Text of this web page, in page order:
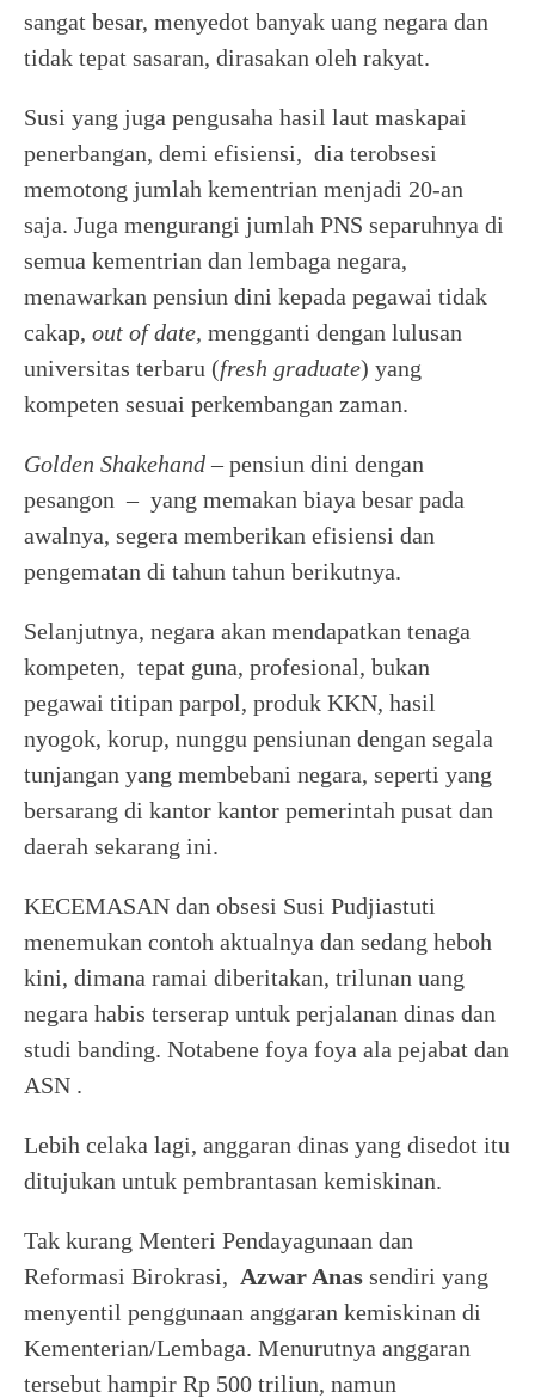
sangat besar, menyedot banyak uang negara dan
tidak tepat sasaran, dirasakan oleh rakyat.
Susi yang juga pengusaha hasil laut maskapai
penerbangan, demi efisiensi, dia terobsesi
memotong jumlah kementrian menjadi 20-an
saja. Juga mengurangi jumlah PNS separuhnya di
semua kementrian dan lembaga negara,
menawarkan pensiun dini kepada pegawai tidak
cakap, out of date, mengganti dengan lulusan
universitas terbaru (fresh graduate) yang
kompeten sesuai perkembangan zaman.
Golden Shakehand– pensiun dini dengan
pesangon – yang memakan biaya besar pada
awalnya, segera memberikan efisiensi dan
pengematan di tahun tahun berikutnya.
Selanjutnya, negara akan mendapatkan tenaga
kompeten, tepat guna, profesional, bukan
pegawai titipan parpol, produk KKN, hasil
nyogok, korup, nunggu pensiunan dengan segala
tunjangan yang membebani negara, seperti yang
bersarang di kantor kantor pemerintah pusat dan
daerah sekarang ini.
KECEMASAN dan obsesi Susi Pudjiastuti
menemukan contoh aktualnya dan sedang heboh
kini, dimana ramai diberitakan, trilunan uang
negara habis terserap untuk perjalanan dinas dan
studi banding. Notabene foya foya ala pejabat dan
ASN .
Lebih celaka lagi, anggaran dinas yang disedot itu
ditujukan untuk pembrantasan kemiskinan.
Tak kurang Menteri Pendayagunaan dan
Reformasi Birokrasi, Azwar Anas sendiri yang
menyentil penggunaan anggaran kemiskinan di
Kementerian/Lembaga. Menurutnya anggaran
tersebut hampir Rp 500 triliun, namun